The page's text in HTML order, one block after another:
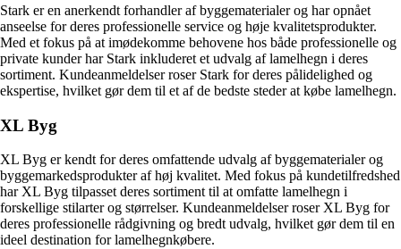
Stark er en anerkendt forhandler af byggematerialer og har opnået
anseelse for deres professionelle service og høje kvalitetsprodukter.
Med et fokus på at imødekomme behovene hos både professionelle og
private kunder har Stark inkluderet et udvalg af lamelhegn i deres
sortiment. Kundeanmeldelser roser Stark for deres pålidelighed og
ekspertise, hvilket gør dem til et af de bedste steder at købe lamelhegn.
XL Byg
XL Byg er kendt for deres omfattende udvalg af byggematerialer og
byggemarkedsprodukter af høj kvalitet. Med fokus på kundetilfredshed
har XL Byg tilpasset deres sortiment til at omfatte lamelhegn i
forskellige stilarter og størrelser. Kundeanmeldelser roser XL Byg for
deres professionelle rådgivning og bredt udvalg, hvilket gør dem til en
ideel destination for lamelhegnkøbere.